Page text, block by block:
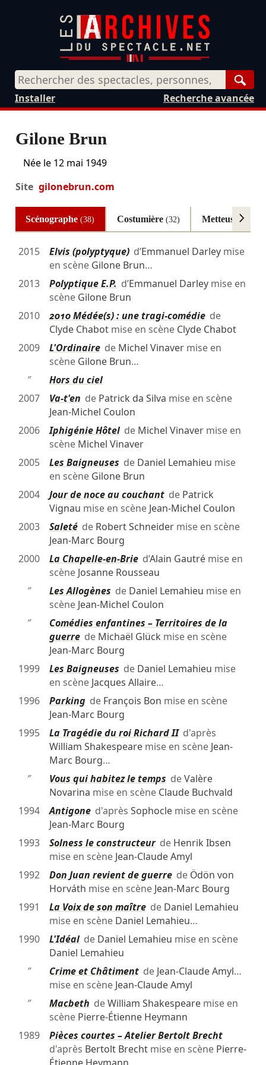
Recherche avancée
Installer
Gilone Brun
Née le 12 mai 1949
Site gilonebrun.com
Scénographe(38) Costumière (32) Metteuse en
2015 Elvis (polyptyque)d’Emmanuel Darleymise
en scène Gilone Brun…
2013
Polyptique E.P. d’Emmanuel Darleymise en
scène Gilone Brun
2010
2010 Médée(s) : une tragi-comédiede
Clyde Chabotmise en scène Clyde Chabot
2009
L'Ordinairede Michel Vinavermise en
scène Gilone Brun…
″
Hors du ciel
2007
Va-t'en de Patrick da Silva mise en scène
Jean-Michel Coulon
2006
Iphigénie Hôtelde Michel Vinavermise en
scène Michel Vinaver
2005
Les Baigneuses de Daniel Lemahieu mise
en scène Gilone Brun
2004
Jour de noce au couchantde Patrick
Vignau mise en scène Jean-Michel Coulon
2003
Saletéde Robert Schneidermise en scène
Jean-Marc Bourg
2000
La Chapelle-en-Bried’Alain Gautrémise en
scène Josanne Rousseau
″
Les Allogènes de Daniel Lemahieu mise en
scène Jean-Michel Coulon
″
Comédies enfantines – Territoires de la
guerrede Michaël Glück mise en scène
Jean-Marc Bourg
1999
Les Baigneuses de Daniel Lemahieu mise
en scène Jacques Allaire…
1996
Parkingde François Bon mise en scène
Jean-Marc Bourg
1995
La Tragédie du roi Richard IId'après
William Shakespearemise en scène Jean-
Marc Bourg…
″
Vous qui habitez le temps deValère
Novarina mise en scène Claude Buchvald
1994
Antigoned'après Sophoclemise en scène
Jean-Marc Bourg
1993
Solness le constructeurde Henrik Ibsen
mise en scène Jean-Claude Amyl
1992
Don Juan revient de guerrede Ödön von
Horváth mise en scène Jean-Marc Bourg
1991
La Voix de son maîtrede Daniel Lemahieu
mise en scène Daniel Lemahieu…
1990
L'Idéalde Daniel Lemahieu mise en scène
Daniel Lemahieu
″
Crime et Châtimentde Jean-Claude Amyl…
mise en scène Jean-Claude Amyl
″
Macbeth deWilliam Shakespearemise en
scène Pierre-Étienne Heymann
1989
Pièces courtes – Atelier Bertolt Brecht
d'après Bertolt Brechtmise en scène Pierre-